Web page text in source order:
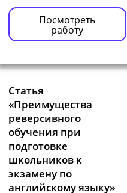
Посмотреть
работу
Статья
«Преимущества
реверсивного
обучения при
подготовке
школьников к
экзамену по
английскому языку»